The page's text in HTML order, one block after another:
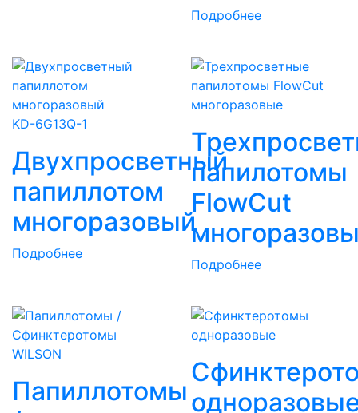
Подробнее
KD-6G13Q-1
Двухпросветный
папиллотом
многоразовый
Подробнее
папилотомы
FlowCut
Подробнее
Папиллотомы